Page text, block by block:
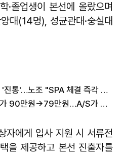
졸업생이 본선에 올랐으며
대(14명), 성균관대·숭실대
현대모비스 램프사업 매각 '진통'…노조 "SPA 체결 즉각 중단"
신한證 "현대모비스, 목표가 90만원→79만원…A/S가 하방 지지"
자에게 입사 지원 시 서류전
을 제공하고 본선 진출자를